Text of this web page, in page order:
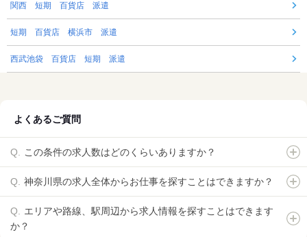
関西 短期 百貨店 派遣
短期 百貨店 横浜市 派遣
西武池袋 百貨店 短期 派遣
よくあるご質問
この条件の求人数はどのくらいありますか？
神奈川県の求人全体からお仕事を探すことはできますか？
エリアや路線、駅周辺から求人情報を探すことはできます
か？